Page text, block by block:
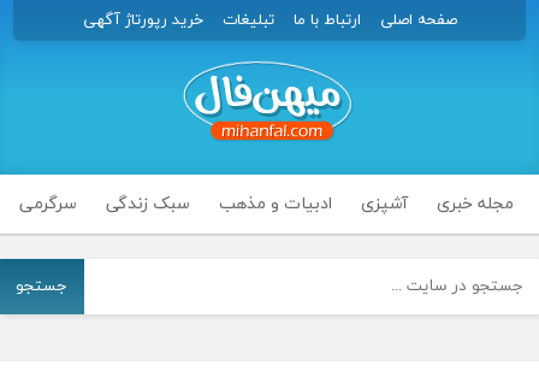
صفحه اصلی ارتباط با ما تبلیغات خرید رپورتاژ آگهی
مجله خبری آشپزی ادبیات و مذهب سبک زندگی سرگرمی
جستجو